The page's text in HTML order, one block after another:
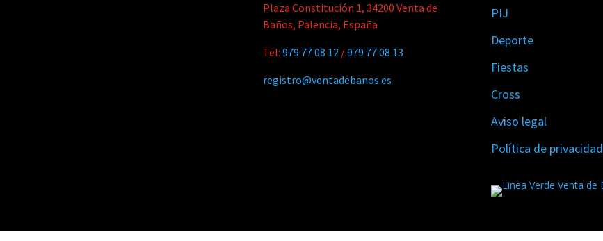
Plaza Constitución 1, 34200 Venta de
Baños, Palencia, España
Tel:979 77 08 12 /979 77 08 13
registro@ventadebanos.es
PIJ
Deporte
Fiestas
Cross
Aviso legal
Política de privacidad